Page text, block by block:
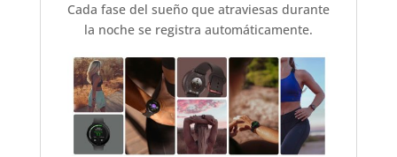
Cada fase del sueño que atraviesas durante
la noche se registra automáticamente.